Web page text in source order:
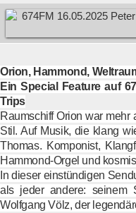
Orion, Hammond,
Ein Special Feature auf
Trips
Raumschiff Orion war mehr
Stil. Auf Musik, die klang
Thomas. Komponist,
Hammond-Orgel und
In dieser einstündigen
als jeder andere: seinem
Wolfgang Völz, der